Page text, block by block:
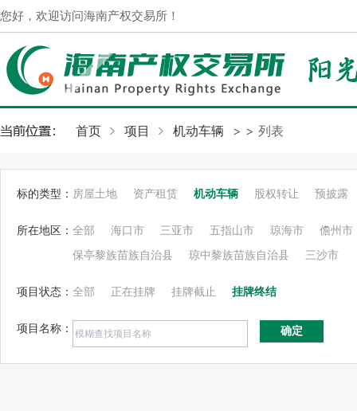
您好，欢迎访问海南产权交易所！
首页 项目 >
机动车辆 > 列表
标的类型： 房屋土地 资产租赁 机动车辆 股权转让 预披露
所在地区： 全部 海口市 三亚市 五指山市 琼海市 儋州市
保亭黎族苗族自治县 琼中黎族苗族自治县 三沙市
项目状态： 全部 正在挂牌 挂牌截止 挂牌终结
项目名称： 确定